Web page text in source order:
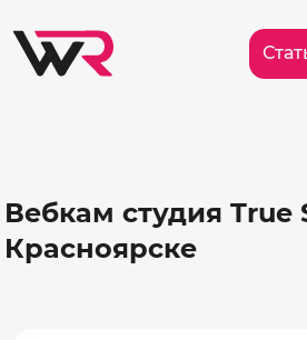
Вебкам студия True
Красноярске